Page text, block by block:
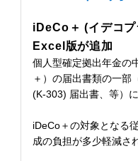
iDeCo＋ (イデコ
Excel版が追加
個人型確定拠出年金の
＋）の届出書類の一部
(K-303) 届出書、等）
iDeCo＋の対象となる
成の負担が多少軽減さ